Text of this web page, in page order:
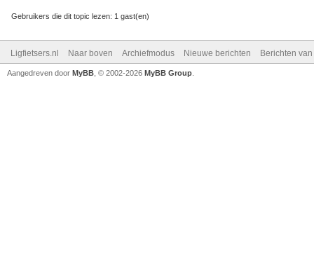
Gebruikers die dit topic lezen: 1 gast(en)
Ligfietsers.nl Naar boven Archiefmodus Nieuwe berichten Berichten
Aangedreven door MyBB , © 2002-2026 MyBB Group